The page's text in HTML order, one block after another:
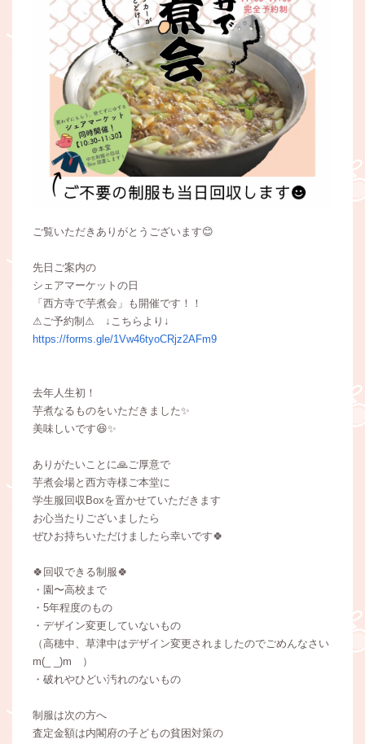
ご覧いただきありがとうございます😊
先日ご案内の
シェアマーケットの日
「西方寺で芋煮会」も開催です！！
⚠ご予約制⚠ ↓こちらより↓
https://forms.gle/1Vw46tyoCRjz2AFm9
去年人生初！
芋煮なるものをいただきました✨
美味しいです😆✨
ありがたいことに🙏ご厚意で
芋煮会場と西方寺様ご本堂に
学生服回収Boxを置かせていただきます
お心当たりございましたら
ぜひお持ちいただけましたら幸いです🍀
🍀回収できる制服🍀
・園〜高校まで
・5年程度のもの
・デザイン変更していないもの
（高穂中、草津中はデザイン変更されましたのでごめんなさい
m(_ _)m ）
・破れやひどい汚れのないもの
制服は次の方へ
査定金額は内閣府の子どもの貧困対策の